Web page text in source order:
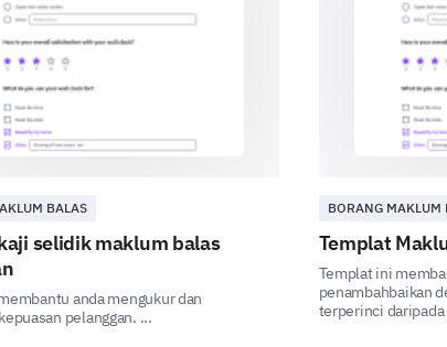
Perkhidmatan
Pelanggan
Lain-lain (sila
nyatakan)
sebarang isu atau kebimbangan tertentu
menggunakan perkhidmatan kami.
BALAS
selidik maklum balas
anda mengukur dan
pelanggan. ...
BORANG MAKLUM
Templat
Templat ini
penambahbaikan
terperinci daripada